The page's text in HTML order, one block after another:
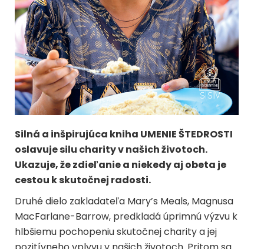
Silná a inšpirujúca kniha UMENIE ŠTEDROSTI
oslavuje silu charity v našich životoch.
Ukazuje, že zdieľanie a niekedy aj obeta je
cestou k skutočnej radosti.
Druhé dielo zakladateľa Mary’s Meals, Magnusa
MacFarlane-Barrow, predkladá úprimnú výzvu k
hlbšiemu pochopeniu skutočnej charity a jej